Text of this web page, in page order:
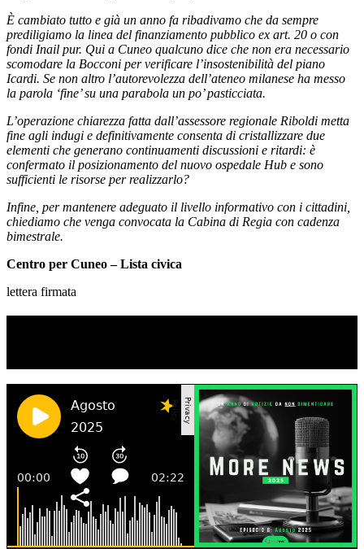
È cambiato tutto e già un anno fa ribadivamo che da sempre
prediligiamo la linea del finanziamento pubblico ex art. 20 o con
fondi Inail pur. Qui a Cuneo qualcuno dice che non era necessario
scomodare la Bocconi per verificare l’insostenibilità del piano
Icardi. Se non altro l’autorevolezza dell’ateneo milanese ha messo
la parola ‘fine’ su una parabola un po’ pasticciata.
L’operazione chiarezza fatta dall’assessore regionale Riboldi metta
fine agli indugi e definitivamente consenta di cristallizzare due
elementi che generano continuamenti discussioni e ritardi: è
confermato il posizionamento del nuovo ospedale Hub e sono
sufficienti le risorse per realizzarlo?
Infine, per mantenere adeguato il livello informativo con i cittadini,
chiediamo che venga convocata la Cabina di Regia con cadenza
bimestrale.
Centro per Cuneo – Lista civica
lettera firmata